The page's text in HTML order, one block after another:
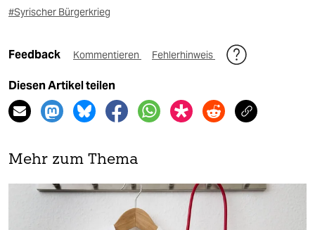
#Syrischer Bürgerkrieg
Feedback Kommentieren Fehlerhinweis
Diesen Artikel teilen
Mehr zum Thema